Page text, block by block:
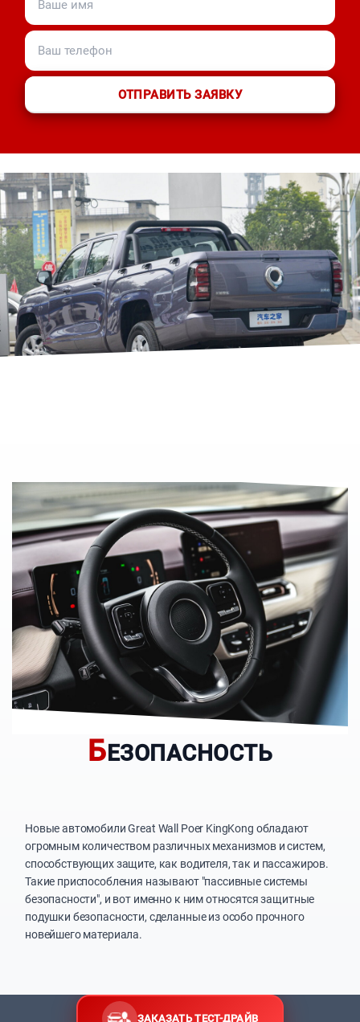
БЕЗОПАСНОСТЬ
Новые автомобили Great Wall Poer KingKong обладают
огромным количеством различных механизмов и систем,
способствующих защите, как водителя, так и пассажиров.
Такие приспособления называют "пассивные системы
безопасности", и вот именно к ним относятся защитные
подушки безопасности, сделанные из особо прочного
новейшего материала.
ЗАКАЗАТЬ ТЕСТ-ДРАЙВ